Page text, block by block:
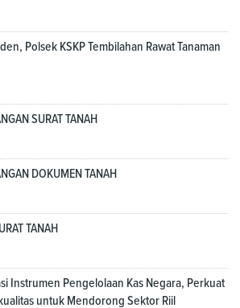
Polsek KSKP Tembilahan Rawat Tanaman
SURAT TANAH
DOKUMEN TANAH
TANAH
Instrumen Pengelolaan Kas Negara, Perkuat
untuk Mendorong Sektor Riil